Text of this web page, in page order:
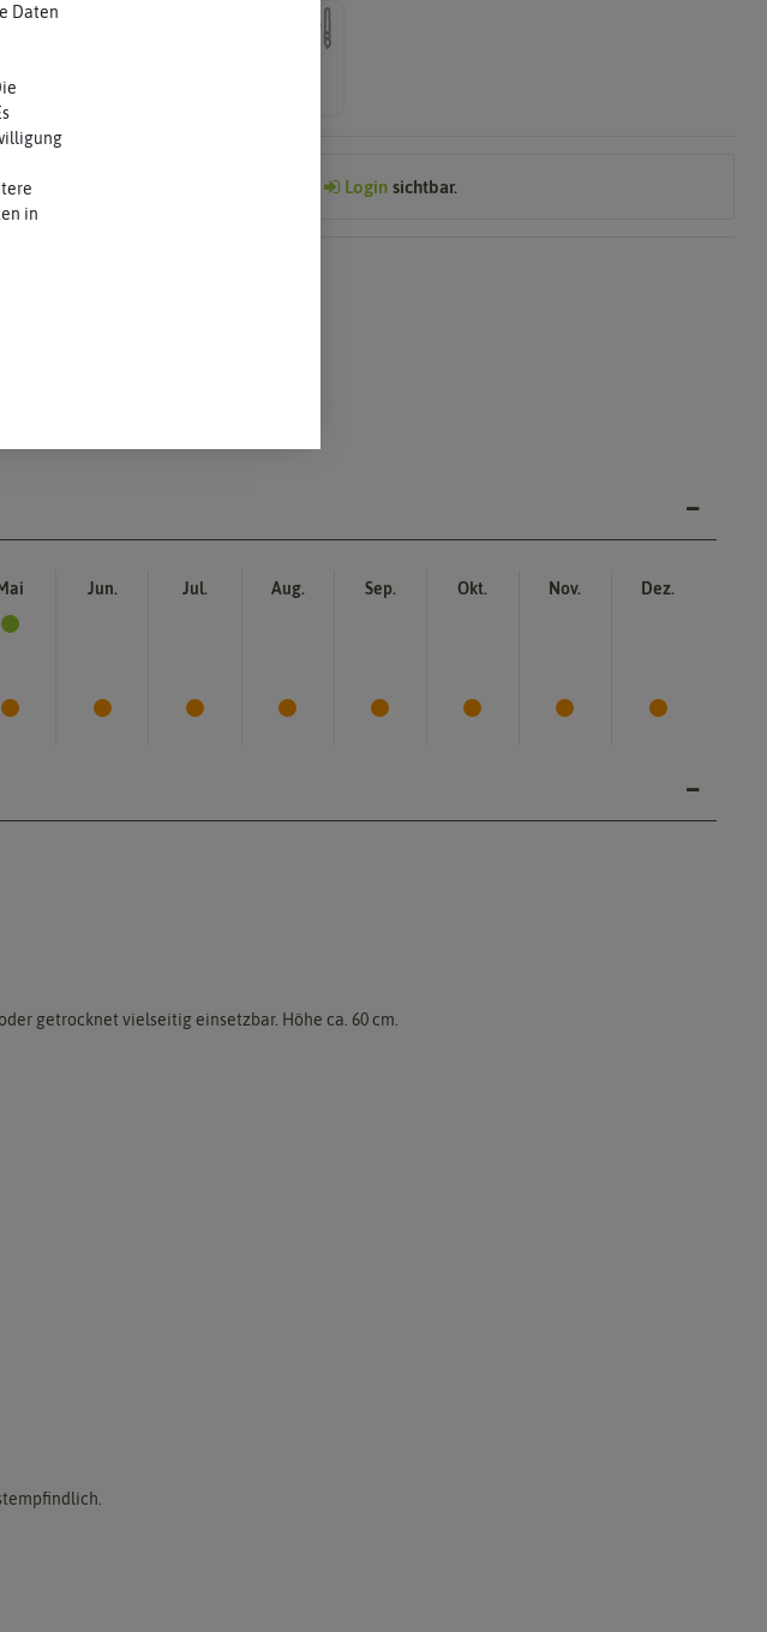
der reifen Frucht, die sie nach dem
Loginsichtbar.
Mai Jun. Jul. Aug. Sep. Okt. Nov. Dez.
getrocknet vielseitig einsetzbar. Höhe ca. 60 cm.
Daten
in